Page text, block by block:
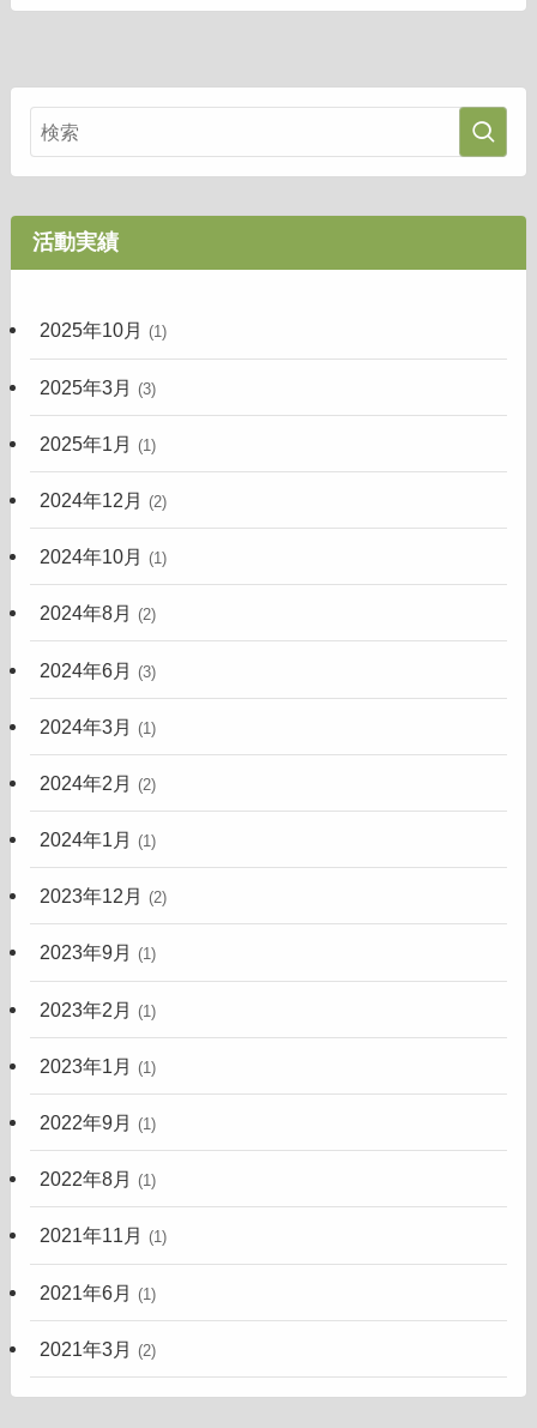
活動実績
2025年10月 (1)
2025年3月 (3)
2025年1月 (1)
2024年12月 (2)
2024年10月 (1)
2024年8月 (2)
2024年6月 (3)
2024年3月 (1)
2024年2月 (2)
2024年1月 (1)
2023年12月 (2)
2023年9月 (1)
2023年2月 (1)
2023年1月 (1)
2022年9月 (1)
2022年8月 (1)
2021年11月 (1)
2021年6月 (1)
2021年3月 (2)